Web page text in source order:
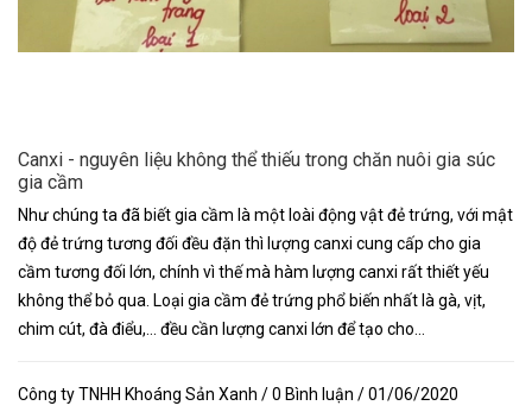
Canxi - nguyên liệu không thể thiếu trong chăn nuôi gia súc
gia cầm
Như chúng ta đã biết gia cầm là một loài động vật đẻ trứng, với mật
độ đẻ trứng tương đối đều đặn thì lượng canxi cung cấp cho gia
cầm tương đối lớn, chính vì thế mà hàm lượng canxi rất thiết yếu
không thể bỏ qua. Loại gia cầm đẻ trứng phổ biến nhất là gà, vịt,
chim cút, đà điểu,… đều cần lượng canxi lớn để tạo cho...
Công ty TNHH Khoáng Sản Xanh / 0 Bình luận / 01/06/2020